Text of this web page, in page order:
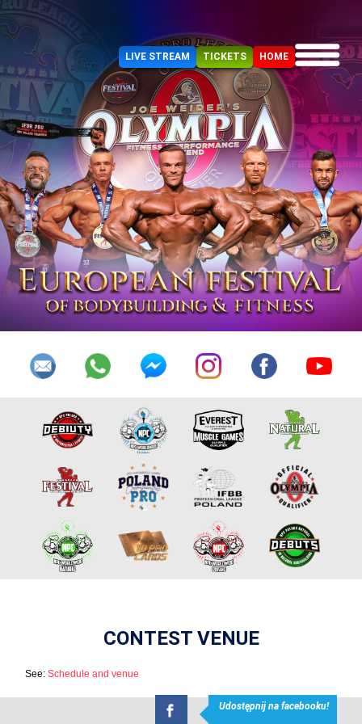
LIVE STREAM TICKETS HOME
CONTEST VENUE
See:Schedule and venue
Udostępnij na facebooku!